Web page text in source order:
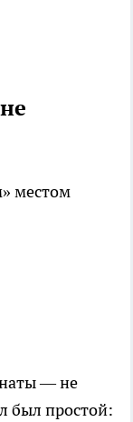
местом
— не
был простой: